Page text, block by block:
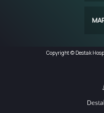
Copyright © Destak